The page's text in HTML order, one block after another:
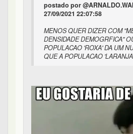
postado por
27/09/2021 22:07:58
MENOS QUER DIZER COM
DENSIDADE DEMOGRFICA''
POPULACAO 'ROXA' DA UM
QUE A POPULACAO